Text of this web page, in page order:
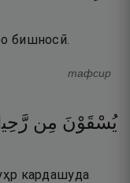
бишносӣ.
тафсир
يُسْقَوْنَ مِن
кардашуда